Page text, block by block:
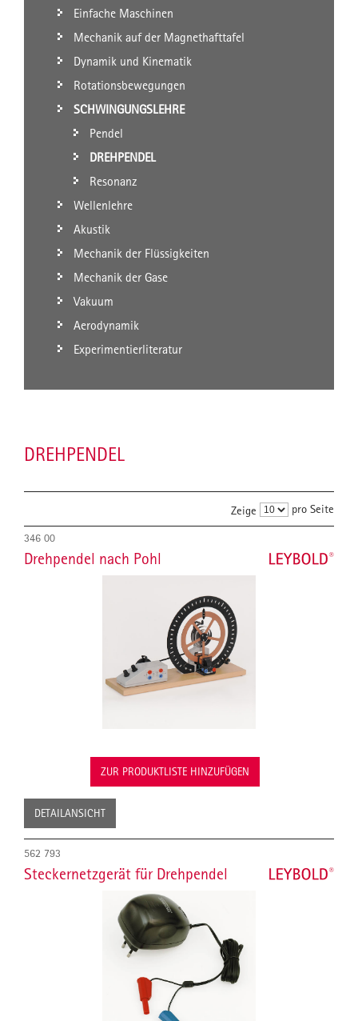
Einfache Maschinen
Mechanik auf der Magnethafttafel
Dynamik und Kinematik
Rotationsbewegungen
SCHWINGUNGSLEHRE
Pendel
DREHPENDEL
Resonanz
Wellenlehre
Akustik
Mechanik der Flüssigkeiten
Mechanik der Gase
Vakuum
Aerodynamik
Experimentierliteratur
DREHPENDEL
Zeige pro Seite
346 00
Drehpendel nach Pohl
ZUR PRODUKTLISTE HINZUFÜGEN
DETAILANSICHT
562 793
Steckernetzgerät für Drehpendel